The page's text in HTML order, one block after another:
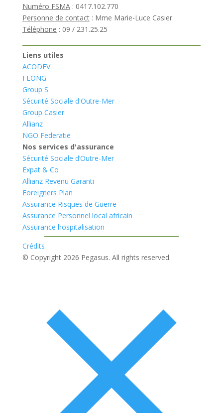
Numéro FSMA: 0417.102.770
Personne de contact: Mme Marie-Luce Casier
Téléphone : 09 / 231.25.25
Liens utiles
ACODEV
FEONG
Group S
Sécurité Sociale d'Outre-Mer
Group Casier
Allianz
NGO Federatie
Nos services d'assurance
Sécurité Sociale d’Outre-Mer
Expat & Co
Allianz Revenu Garanti
Foreigners Plan
Assurance Risques de Guerre
Assurance Personnel local africain
Assurance hospitalisation
Crédits
© Copyright 2026 Pegasus. All rights reserved.